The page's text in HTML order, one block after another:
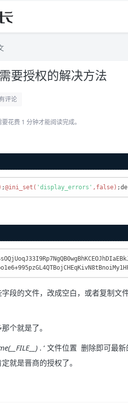
要授权的解决方法
评论
花费 1 分钟才能阅读完成。
;@ini_set( 'display_errors' ,false)
段的文件，改成空白，或者复制文
个就是了。
. ‘ 文件位置 删除即可最
就是晋商的授权了。